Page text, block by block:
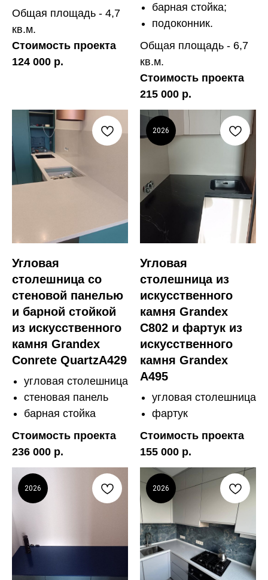
Общая площадь - 4,7
кв.м.
Стоимость проекта
124 000 р.
барная стойка;
подоконник.
Общая площадь - 6,7
кв.м.
Стоимость проекта
215 000 р.
Угловая
столешница со
стеновой панелью
и барной стойкой
из искусственного
камня Grandex
Conrete QuartzA429
угловая столешница
стеновая панель
барная стойка
Стоимость проекта
236 000 р.
2026
Угловая
столешница из
искусственного
камня Grandex
C802 и фартук из
искусственного
камня Grandex
A495
угловая столешница
фартук
Стоимость проекта
155 000 р.
2026 2026